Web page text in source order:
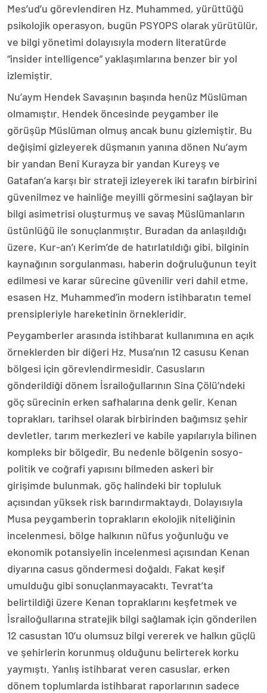
Mes’ud’u görevlendiren Hz. Muhammed, yürüttüğü
psikolojik operasyon, bugün PSYOPS olarak yürütülür,
ve bilgi yönetimi dolayısıyla modern literatürde
“insider intelligence” yaklaşımlarına benzer bir yol
izlemiştir.
Nu’aym Hendek Savaşının başında henüz Müslüman
olmamıştır. Hendek öncesinde peygamber ile
görüşüp Müslüman olmuş ancak bunu gizlemiştir. Bu
değişimi gizleyerek düşmanın yanına dönen Nu’aym
bir yandan Benî Kurayza bir yandan Kureyş ve
Gatafan’a karşı bir strateji izleyerek iki tarafın birbirini
güvenilmez ve hainliğe meyilli görmesini sağlayan bir
bilgi asimetrisi oluşturmuş ve savaş Müslümanların
üstünlüğü ile sonuçlanmıştır. Buradan da anlaşıldığı
üzere, Kur-an’ı Kerim’de de hatırlatıldığı gibi, bilginin
kaynağının sorgulanması, haberin doğruluğunun teyit
edilmesi ve karar sürecine güvenilir veri dahil etme,
esasen Hz. Muhammed’in modern istihbaratın temel
prensipleriyle hareketinin örnekleridir.
Peygamberler arasında istihbarat kullanımına en açık
örneklerden bir diğeri Hz. Musa’nın 12 casusu Kenan
bölgesi için görevlendirmesidir. Casusların
gönderildiği dönem İsrailoğullarının Sina Çölü’ndeki
göç sürecinin erken safhalarına denk gelir. Kenan
toprakları, tarihsel olarak birbirinden bağımsız şehir
devletler, tarım merkezleri ve kabile yapılarıyla bilinen
kompleks bir bölgedir. Bu nedenle bölgenin sosyo-
politik ve coğrafi yapısını bilmeden askeri bir
girişimde bulunmak, göç halindeki bir topluluk
açısından yüksek risk barındırmaktaydı. Dolayısıyla
Musa peygamberin toprakların ekolojik niteliğinin
incelenmesi, bölge halkının nüfus yoğunluğu ve
ekonomik potansiyelin incelenmesi açısından Kenan
diyarına casus göndermesi doğaldı. Fakat keşif
umulduğu gibi sonuçlanmayacaktı. Tevrat’ta
belirtildiği üzere Kenan topraklarını keşfetmek ve
İsrailoğullarına stratejik bilgi sağlamak için gönderilen
12 casustan 10’u olumsuz bilgi vererek ve halkın güçlü
ve şehirlerin korunmuş olduğunu belirterek korku
yaymıştı. Yanlış istihbarat veren casuslar, erken
dönem toplumlarda istihbarat raporlarının sadece